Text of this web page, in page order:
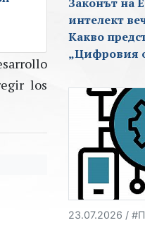
los
интелект
Какво
„Цифровия
23.07.2026 /